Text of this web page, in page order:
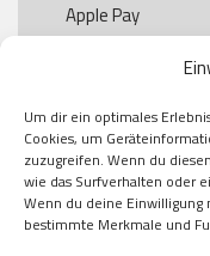
Um dir ein optimales
Cookies, um
zuzugreifen. Wenn du
wie das Surfverhalten oder
Wenn du deine
bestimmte Merkmale und
Apple Pay
Paypal
Kauf auf Rechung
Klarna
American Express